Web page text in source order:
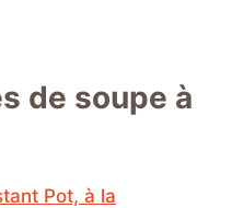
de soupe à
Pot, à la